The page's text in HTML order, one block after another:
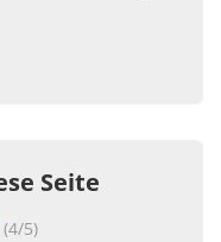
Seite
(4/5)